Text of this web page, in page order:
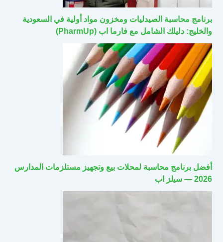
برنامج محاسبة الصيدليات ومخزون مواد أولية في السعودية
والخليج: دليلك الشامل مع فارما اب (PharmUp)
أفضل برنامج محاسبة لمحلات بيع وتجهيز مستلزمات المدارس
2026 — سيلز اب